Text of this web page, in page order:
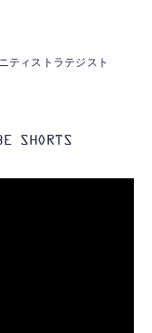
ンジャック ライ
ボット BAKETAN
充電ベース付き
ティストラテジスト